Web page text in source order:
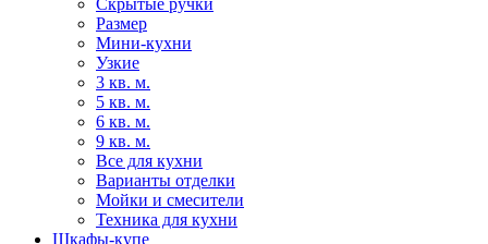
Скрытые ручки
Размер
Мини-кухни
Узкие
3 кв. м.
5 кв. м.
6 кв. м.
9 кв. м.
Все для кухни
Варианты отделки
Мойки и смесители
Техника для кухни
Шкафы-купе